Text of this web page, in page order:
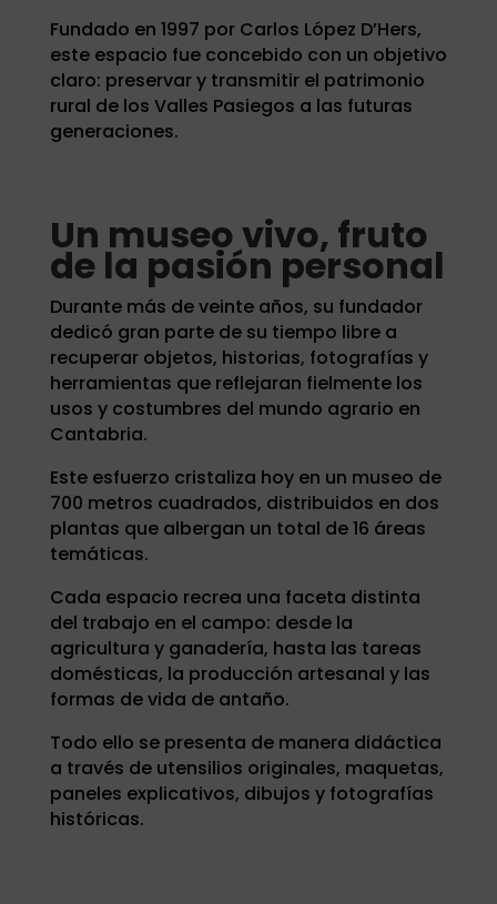
Fundado en 1997 por Carlos López D’Hers,
este espacio fue concebido con un objetivo
claro: preservar y transmitir el patrimonio
rural de los Valles Pasiegos a las futuras
generaciones.
Un museo vivo, fruto
de la pasión personal
Durante más de veinte años, su fundador
dedicó gran parte de su tiempo libre a
recuperar objetos, historias, fotografías y
herramientas que reflejaran fielmente los
usos y costumbres del mundo agrario en
Cantabria.
Este esfuerzo cristaliza hoy en un museo de
700 metros cuadrados, distribuidos en dos
plantas que albergan un total de 16 áreas
temáticas.
Cada espacio recrea una faceta distinta
del trabajo en el campo: desde la
agricultura y ganadería, hasta las tareas
domésticas, la producción artesanal y las
formas de vida de antaño.
Todo ello se presenta de manera didáctica
a través de utensilios originales, maquetas,
paneles explicativos, dibujos y fotografías
históricas.